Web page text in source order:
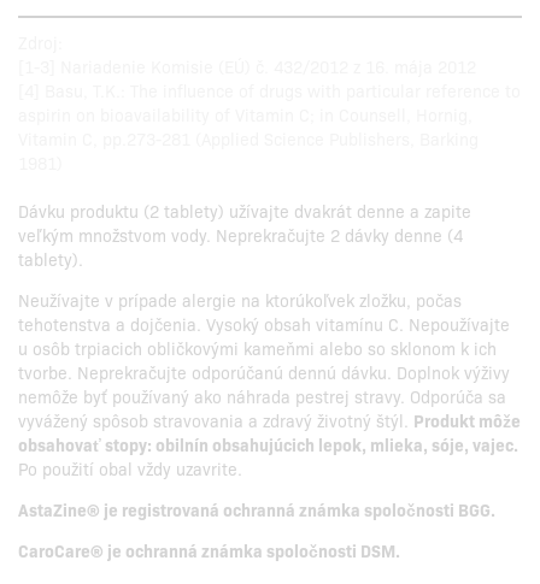
Dávku produktu (2 tablety) užívajte dvakrát denne a zapite
veľkým množstvom vody. Neprekračujte 2 dávky denne (4
tablety).
Neužívajte v prípade alergie na ktorúkoľvek zložku, počas
tehotenstva a dojčenia. Vysoký obsah vitamínu C. Nepoužívajte
u osôb trpiacich obličkovými kameňmi alebo so sklonom k ich
tvorbe. Neprekračujte odporúčanú dennú dávku. Doplnok výživy
nemôže byť používaný ako náhrada pestrej stravy. Odporúča sa
vyvážený spôsob stravovania a zdravý životný štýl. Produkt môže
obsahovať stopy: obilnín obsahujúcich lepok, mlieka, sóje, vajec.
Po použití obal vždy uzavrite.
AstaZine® je registrovaná ochranná známka spoločnosti BGG.
CaroCare® je ochranná známka spoločnosti DSM.